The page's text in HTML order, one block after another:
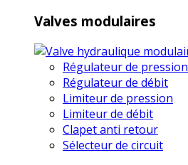
Valves modulaires
Régulateur de pression
Régulateur de débit
Limiteur de pression
Limiteur de débit
Clapet anti retour
Sélecteur de circuit